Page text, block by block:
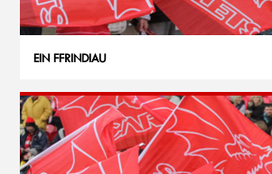
EIN FFRINDIAU